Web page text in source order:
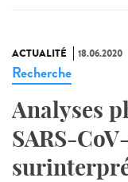
ACTUALITÉ 18.06.2020
Recherche
Analyses
SARS-